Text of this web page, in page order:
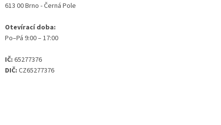
613 00 Brno - Černá Pole
Otevírací doba:
Po–Pá 9:00 – 17:00
IČ: 65277376
DIČ: CZ65277376